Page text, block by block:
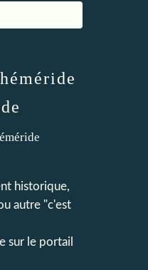
historique,
autre "c'est
sur le portail